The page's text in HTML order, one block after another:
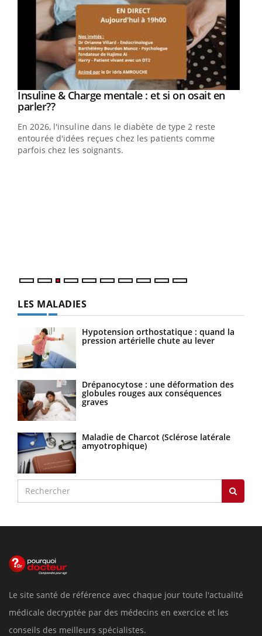
Youtube
Insuline & Charge mentale : et si on osait en
parler??Youtube
En 2026, l'insuline dans le diabète de type 2 reste
entourée d'idées reçues chez les patients comme
parfois chez les soignants.
LES MALADIES
Hypotension orthostatique : quand la
pression artérielle chute au lever
Drépanocytose : une déformation des
globules rouges aux conséquences
graves
Maladie de Charcot (Sclérose latérale
amyotrophique)
Le site santé de référence avec chaque jour toute l'actualité
médicale decryptée par des médecins en exercice et les
conseils des meilleurs spécialistes.